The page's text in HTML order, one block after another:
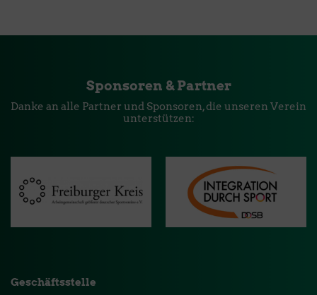
Sponsoren & Partner
Danke an alle Partner und Sponsoren, die unseren Verein
unterstützen:
Geschäftsstelle